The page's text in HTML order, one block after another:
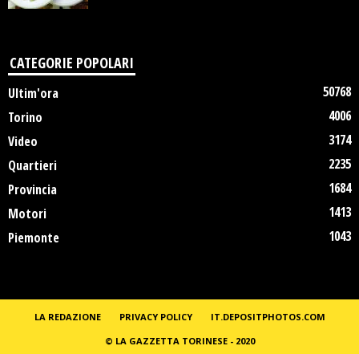
CATEGORIE POPOLARI
Ultim'ora
50768
Torino
4006
Video
3174
Quartieri
2235
Provincia
1684
Motori
1413
Piemonte
1043
LA REDAZIONE PRIVACY POLICY
IT.DEPOSITPHOTOS.COM
© LA GAZZETTA TORINESE - 2020